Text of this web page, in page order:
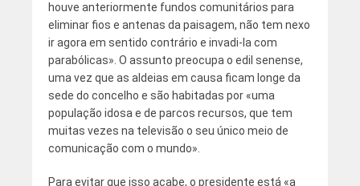
houve anteriormente fundos comunitários para
eliminar fios e antenas da paisagem, não tem nexo
ir agora em sentido contrário e invadi-la com
parabólicas». O assunto preocupa o edil senense,
uma vez que as aldeias em causa ficam longe da
sede do concelho e são habitadas por «uma
população idosa e de parcos recursos, que tem
muitas vezes na televisão o seu único meio de
comunicação com o mundo».
Para evitar que isso acabe, o presidente está «a